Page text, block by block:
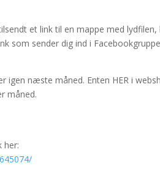
et link til en mappe med
som sender dig ind i
igen næste måned. Enten HER i
måned.
her: